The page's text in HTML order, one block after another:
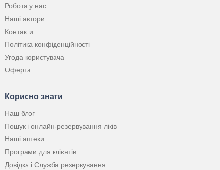
Робота у нас
Наші автори
Контакти
Політика конфіденційності
Угода користувача
Оферта
Корисно знати
Наш блог
Пошук і онлайн-резервування ліків
Наші аптеки
Програми для клієнтів
Довідка і Служба резервування